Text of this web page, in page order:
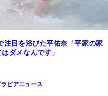
注目を浴びた平佑奈「平家の家
はダメなんです」
ラビアニュース